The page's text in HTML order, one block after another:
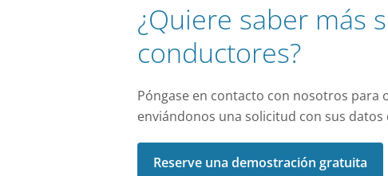
¿Quiere saber más
conductores?
Póngase en contacto con nosotros
enviándonos una solicitud con sus datos
Reserve una demostración gratuita